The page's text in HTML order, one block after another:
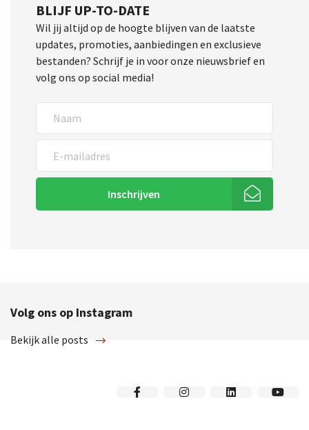
BLIJF UP-TO-DATE
Wil jij altijd op de hoogte blijven van de laatste
updates, promoties, aanbiedingen en exclusieve
bestanden? Schrijf je in voor onze nieuwsbrief en
volg ons op social media!
Inschrijven
Volg ons op Instagram
Bekijk alle posts